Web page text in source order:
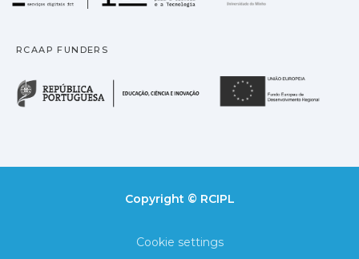
RCAAP FUNDERS
República Portuguesa
Copyright © RCIPL
Cookie settings